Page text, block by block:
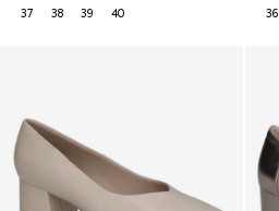
37 38 39 40 36